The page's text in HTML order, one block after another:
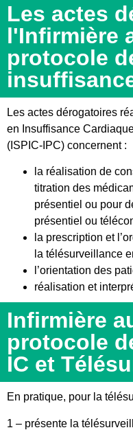
Les actes
l'Infirmière
protocole
Les actes dérogatoires
en Insuffisance
(ISPIC-IPC) concernent :
la réalisation de
titration des
présentiel ou pour
présentiel ou
la prescription et
la télésurveillance
l’orientation des
réalisation et
Infirmière
protocole
IC et
En pratique, pour la
1 – présente la